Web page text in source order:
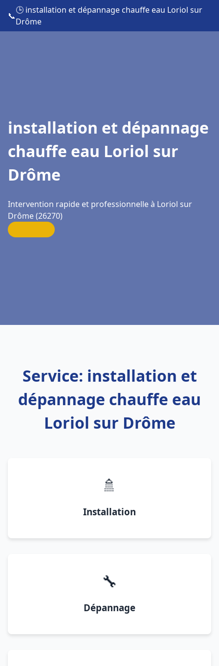
📞
🕒 installation et dépannage chauffe eau Loriol sur
Drôme
installation et dépannage
chauffe eau Loriol sur
Drôme
Intervention rapide et professionnelle à Loriol sur
Drôme (26270)
Service: installation et
dépannage chauffe eau
Loriol sur Drôme
🚿
Installation
🔧
Dépannage